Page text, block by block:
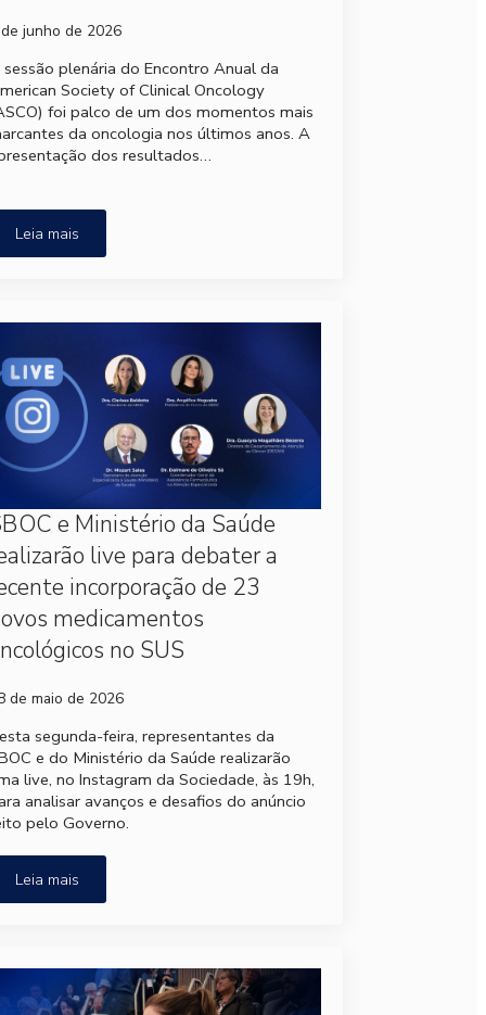
junho de 2026
sessão plenária do Encontro Anual da
Society of Clinical Oncology
foi palco de um dos momentos mais
da oncologia nos últimos anos. A
dos resultados…
Leia mais
e Ministério da Saúde
live para debater a
incorporação de 23
medicamentos
no SUS
de maio de 2026
segunda-feira, representantes da
e do Ministério da Saúde realizarão
live, no Instagram da Sociedade, às 19h,
analisar avanços e desafios do anúncio
pelo Governo.
Leia mais